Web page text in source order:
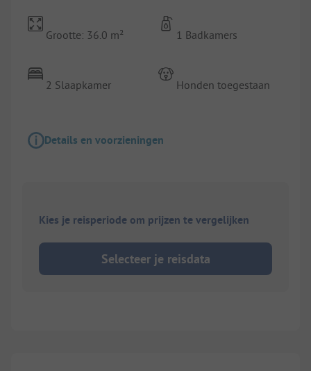
Grootte: 36.0 m²
2 Slaapkamer
1 Badkamers
Honden toegestaan
Details en voorzieningen
Kies je reisperiode om prijzen te vergelijken
Selecteer je reisdata